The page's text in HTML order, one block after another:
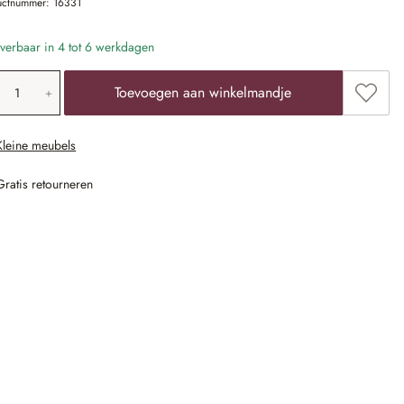
in 4 tot 6 werkdagen
voer de gewenste
Toevoegen aan winkelmandje
meubels
retourneren